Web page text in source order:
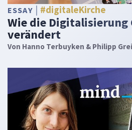
ESSAY #digitaleKirche
Wie die Digitalisierung
verändert
Von Hanno Terbuyken & Philipp